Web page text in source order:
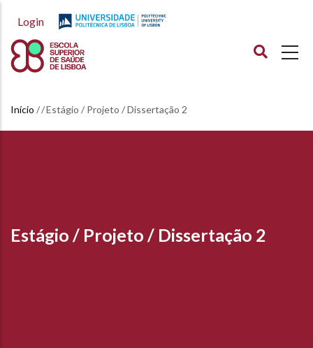
para
conteúdo
Login
Navegação
estrutural
Início Estágio / Projeto / Dissertação 2
Estágio / Projeto / Dissertação 2